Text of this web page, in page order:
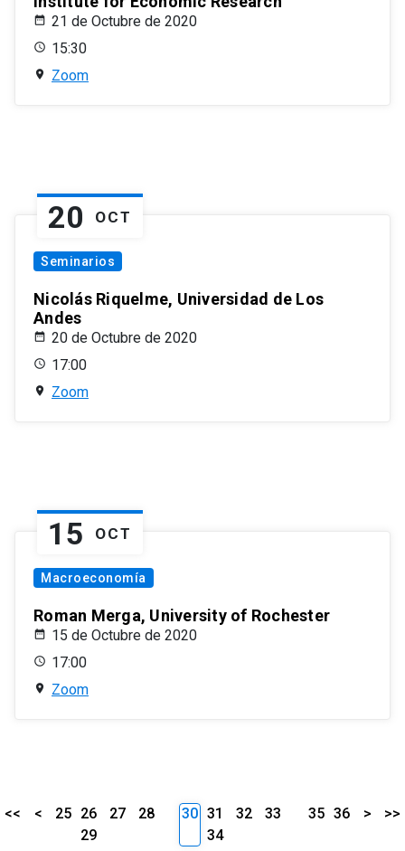
21 de Octubre de 2020
15:30
Zoom
20 OCT
Seminarios
Nicolás Riquelme, Universidad de Los
Andes
20 de Octubre de 2020
17:00
Zoom
15 OCT
Macroeconomía
Roman Merga, University of Rochester
15 de Octubre de 2020
17:00
Zoom
<< < 25 26 27
28
29
30 31 32
33
34
35 36 > >>